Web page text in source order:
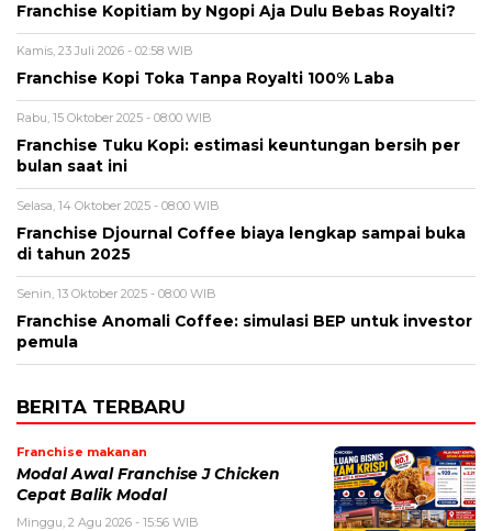
Franchise Kopitiam by Ngopi Aja Dulu Bebas Royalti?
Kamis, 23 Juli 2026 - 02:58 WIB
Franchise Kopi Toka Tanpa Royalti 100% Laba
Rabu, 15 Oktober 2025 - 08:00 WIB
Franchise Tuku Kopi: estimasi keuntungan bersih per
bulan saat ini
Selasa, 14 Oktober 2025 - 08:00 WIB
Franchise Djournal Coffee biaya lengkap sampai buka
di tahun 2025
Senin, 13 Oktober 2025 - 08:00 WIB
Franchise Anomali Coffee: simulasi BEP untuk investor
pemula
BERITA TERBARU
Franchise makanan
Modal Awal Franchise J Chicken
Cepat Balik Modal
Minggu, 2 Agu 2026 - 15:56 WIB